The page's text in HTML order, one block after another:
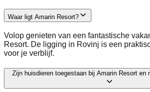
Waar ligt Amarin Resort?
Volop genieten van een fantastische
Resort. De ligging in Rovinj is een
voor je verblijf.
Zijn huisdieren toegestaan bij Amarin Resort en